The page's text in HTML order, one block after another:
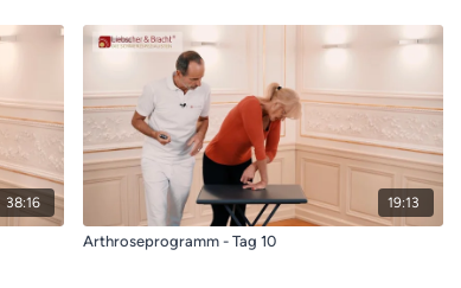
38:16 19:13
Arthroseprogramm - Tag 10